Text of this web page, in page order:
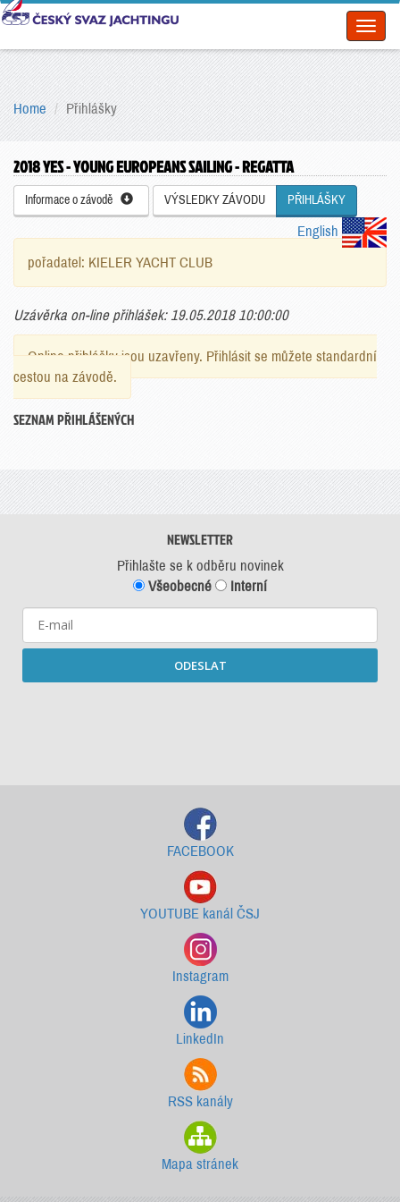
Home Přihlášky
2018 YES - YOUNG EUROPEANS SAILING - REGATTA
Informace o závodě VÝSLEDKY ZÁVODU PŘIHLÁŠKY
English
pořadatel: KIELER YACHT CLUB
Uzávěrka on-line přihlášek: 19.05.2018 10:00:00
Online přihlášky jsou uzavřeny. Přihlásit se můžete standardní
cestou na závodě.
SEZNAM PŘIHLÁŠENÝCH
NEWSLETTER
Přihlašte se k odběru novinek
Všeobecné
Interní
ODESLAT
FACEBOOK
YOUTUBE kanál ČSJ
Instagram
LinkedIn
RSS kanály
Mapa stránek